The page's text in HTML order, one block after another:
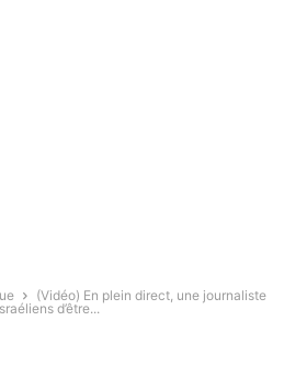
(Vidéo) En plein direct, une journaliste
d’être...